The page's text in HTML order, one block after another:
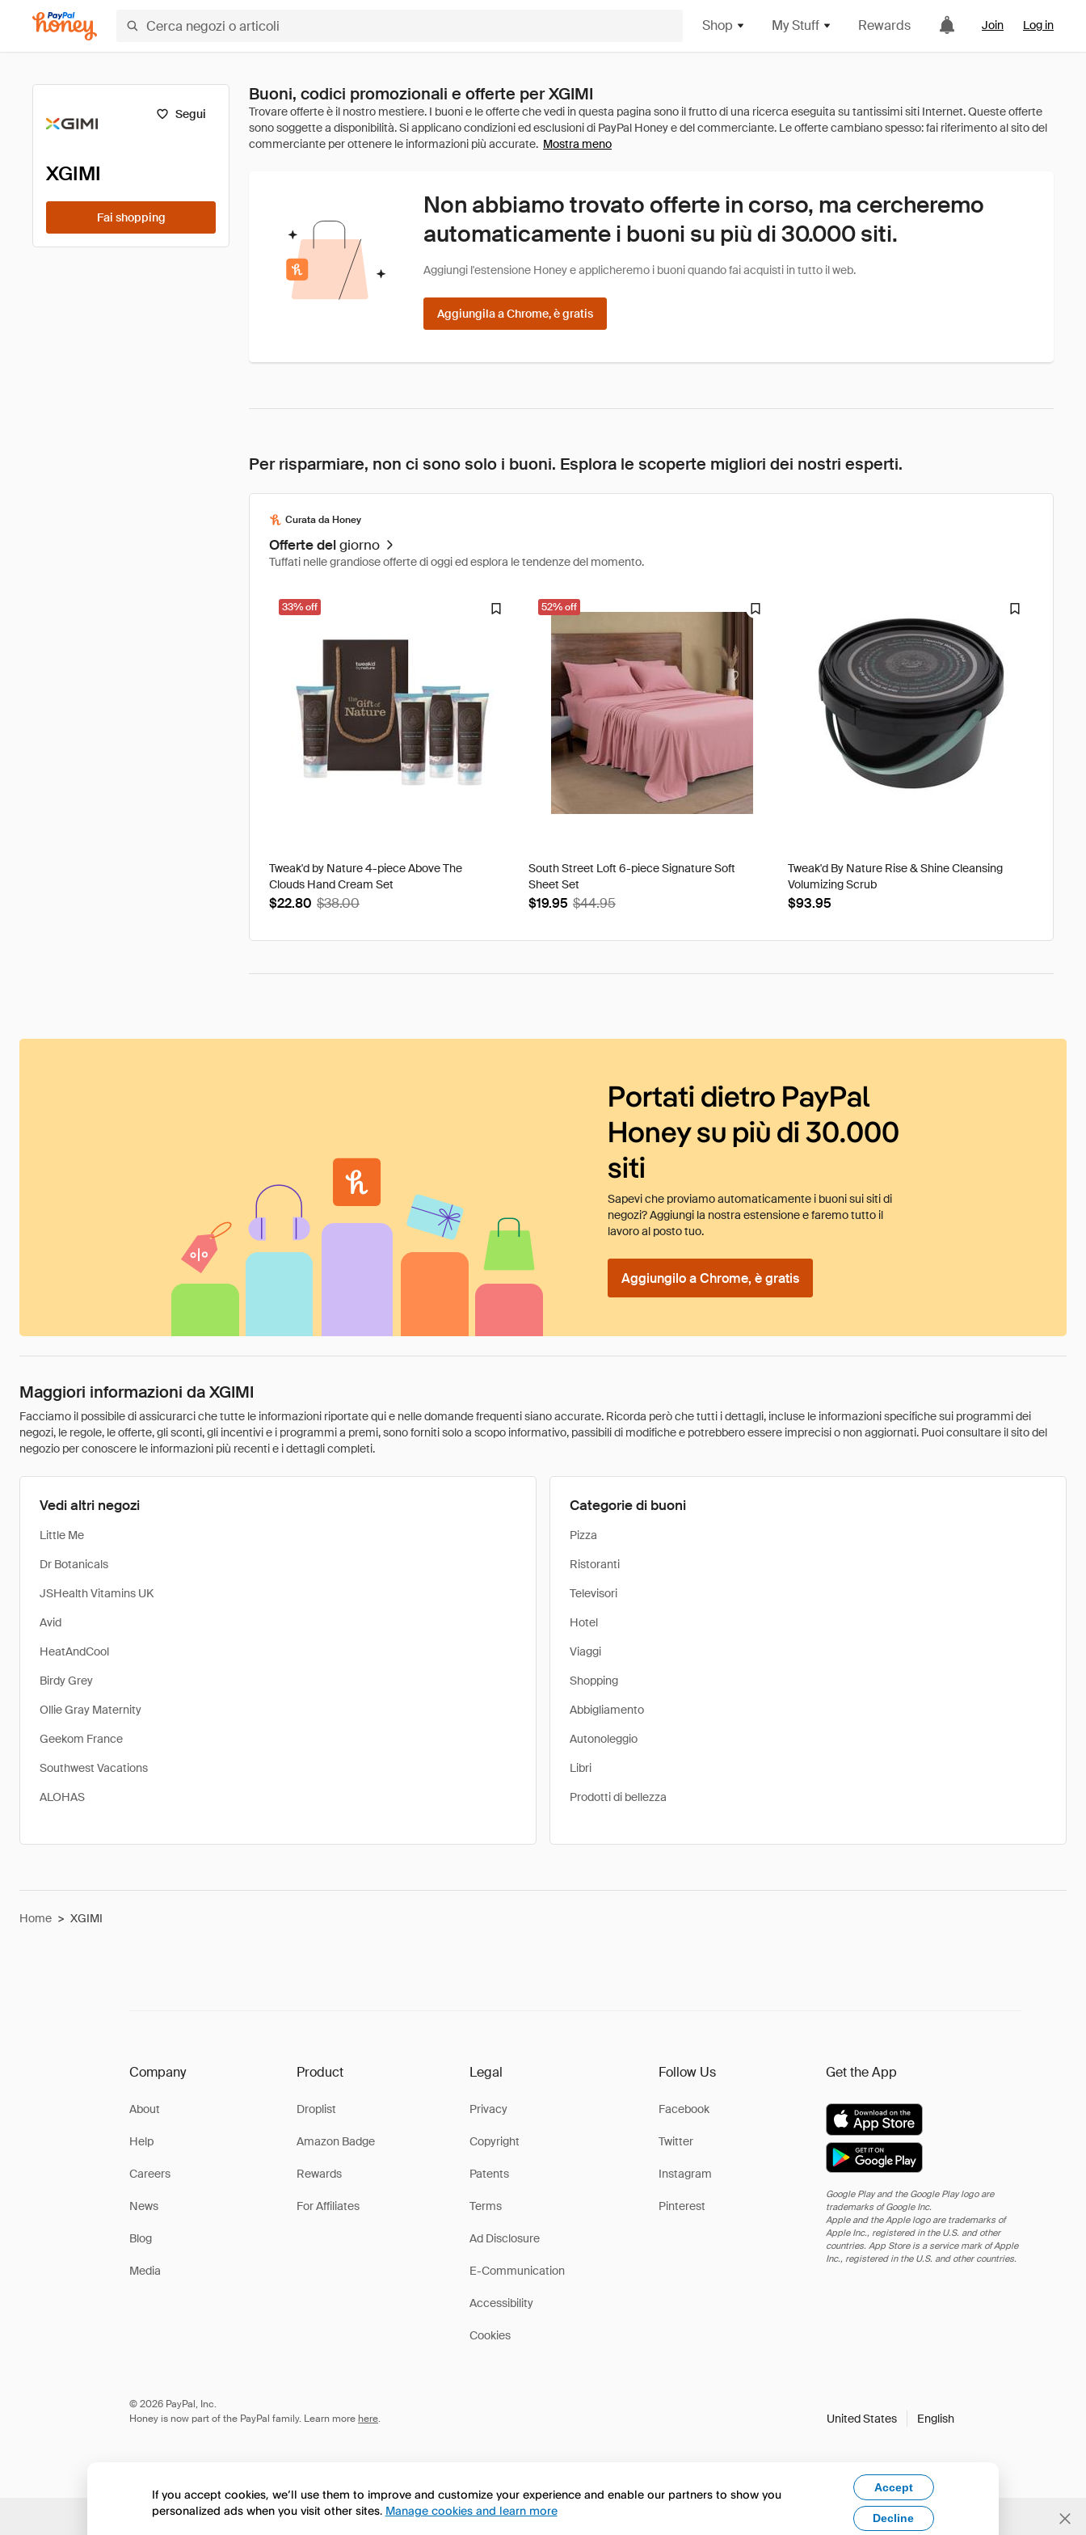
Shop My Stuff Rewards Join Log in
Segui
XGIMI
Fai shopping
Buoni, codici promozionali e offerte per XGIMI
Mostra meno
Non abbiamo trovato offerte in corso, ma cercheremo
automaticamente i buoni su più di 30.000 siti.
Aggiungi l'estensione Honey e applicheremo i buoni quando fai acquisti in tutto il web.
Aggiungila a Chrome, è gratis
Per risparmiare, non ci sono solo i buoni. Esplora le scoperte migliori dei nostri esperti.
Curata da Honey
Offerte delgiorno
Tuffati nelle grandiose offerte di oggi ed esplora le tendenze del momento.
33% off
Tweak'd by Nature 4-piece Above The
Clouds Hand Cream Set
$22.80 $38.00
52% off
South Street Loft 6-piece Signature Soft
Sheet Set
$19.95 $44.95
Tweak'd By Nature Rise & Shine Cleansing
Volumizing Scrub
$93.95
Portati dietro PayPal
Honey su più di 30.000
siti
Sapevi che proviamo automaticamente i buoni sui siti di
negozi? Aggiungi la nostra estensione e faremo tutto il
lavoro al posto tuo.
Aggiungilo a Chrome, è gratis
Maggiori informazioni da XGIMI
Facciamo il possibile di assicurarci che tutte le informazioni riportate qui e nelle domande frequenti siano accurate. Ricorda però che tutti i dettagli, incluse le informazioni specifiche sui programmi dei
negozi, le regole, le offerte, gli sconti, gli incentivi e i programmi a premi, sono forniti solo a scopo informativo, passibili di modifiche e potrebbero essere imprecisi o non aggiornati. Puoi consultare il sito del
negozio per conoscere le informazioni più recenti e i dettagli completi.
Vedi altri negozi
Little Me
Dr Botanicals
JSHealth Vitamins UK
Avid
HeatAndCool
Birdy Grey
Ollie Gray Maternity
Geekom France
Southwest Vacations
ALOHAS
Categorie di buoni
Pizza
Ristoranti
Televisori
Hotel
Viaggi
Shopping
Abbigliamento
Autonoleggio
Libri
Prodotti di bellezza
Home > XGIMI
Company
About
Help
Careers
News
Blog
Media
Product
Droplist
Amazon Badge
Rewards
For Affiliates
Legal
Privacy
Copyright
Patents
Terms
Ad Disclosure
E-Communication
Accessibility
Cookies
Follow Us
Facebook
Twitter
Instagram
Pinterest
Get the App
Google Play and the Google Play logo are
trademarks of Google Inc.
Apple and the Apple logo are trademarks of
Apple Inc., registered in the U.S. and other
countries. App Store is a service mark of Apple
Inc., registered in the U.S. and other countries.
© 2026 PayPal, Inc.
Honey is now part of the PayPal family. Learn more here. United States English
If you accept cookies, we’ll use them to improve and customize your experience and enable our partners to show you
personalized ads when you visit other sites. Manage cookies and learn more
Accept
Decline